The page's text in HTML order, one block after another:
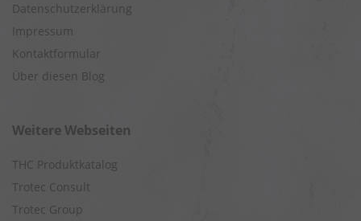
Datenschutzerklärung
Impressum
Kontaktformular
Über diesen Blog
Weitere Webseiten
THC Produktkatalog
Trotec Consult
Trotec Group